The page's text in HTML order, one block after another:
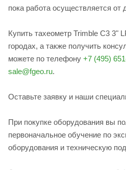
пока работа осуществляется от
Купить тахеометр Trimble C3 3"
городах, а также получить
можете по телефону +7 (495)
sale@fgeo.ru.
Оставьте заявку и наши
При покупке оборудования вы
первоначальное обучение по
оборудования и техническую